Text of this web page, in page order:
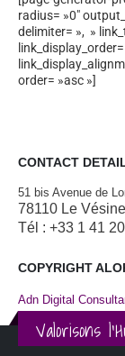
radius= »0″
delimiter= », »
order= »asc »]
CONTACT
51 bis Avenue de
78110 Le
Tél : +33 1 41
COPYRIGHT
Adn Digital
Valorisons